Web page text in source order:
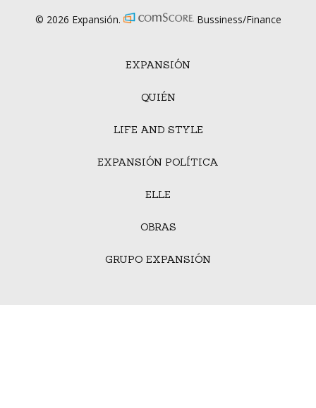
EXPANSIÓN
QUIÉN
LIFE AND STYLE
EXPANSIÓN POLÍTICA
ELLE
OBRAS
GRUPO EXPANSIÓN
© 2026 Expansión. Bussiness/Finance